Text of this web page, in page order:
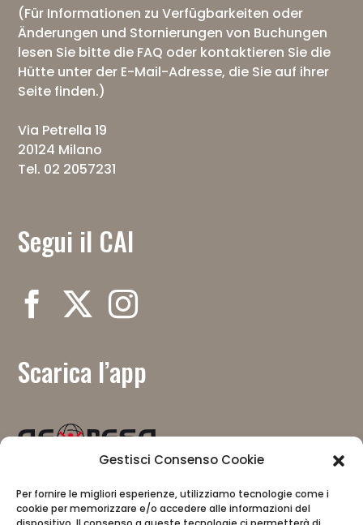
Gestisci Consenso Cookie
Per fornire le migliori esperienze, utilizziamo tecnologie come i
cookie per memorizzare e/o accedere alle informazioni del
(Für Informationen zu Verfügbarkeiten oder
Änderungen und Stornierungen von Buchungen
lesen Sie bitte die FAQ oder kontaktieren Sie die
Hütte unter der E-Mail-Adresse, die Sie auf ihrer
Seite finden.)
Via Petrella 19
20124 Milano
Tel. 02 2057231
Segui il CAI
Scarica l’app
Mit Unterstützung von